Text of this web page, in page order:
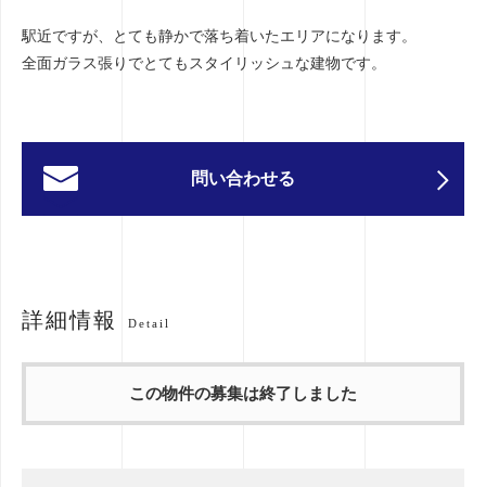
駅近ですが、とても静かで落ち着いたエリアになります。
全面ガラス張りでとてもスタイリッシュな建物です。
問い合わせる
詳細情報 Detail
この物件の募集は終了しました